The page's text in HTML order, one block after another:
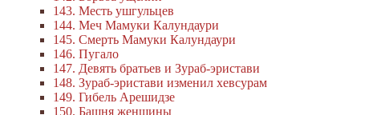
143. Месть ушгульцев
144. Меч Мамуки Калундаури
145. Смерть Мамуки Калундаури
146. Пугало
147. Девять братьев и Зураб-эристави
148. Зураб-эристави изменил хевсурам
149. Гибель Арешидзе
150. Башня женщины